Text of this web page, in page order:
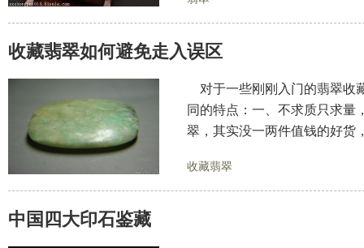
收藏翡翠如何避免走入误区
对于一些刚刚入门的翡翠收
同的特点：一、不求质只求量
翠，其实没一两件值钱的好
收藏翡翠
中国四大印石鉴藏